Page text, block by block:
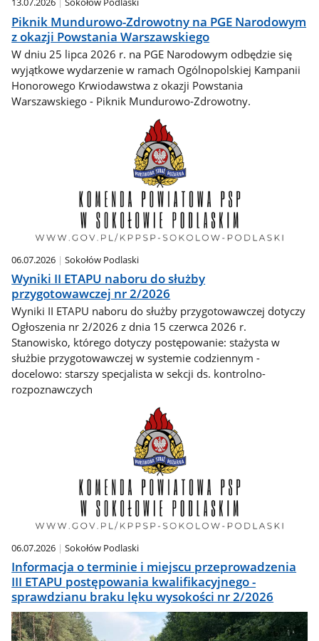
Piknik Mundurowo-Zdrowotny na PGE Narodowym
z okazji Powstania Warszawskiego
W dniu 25 lipca 2026 r. na PGE Narodowym odbędzie się
wyjątkowe wydarzenie w ramach Ogólnopolskiej Kampanii
Honorowego Krwiodawstwa z okazji Powstania
Warszawskiego - Piknik Mundurowo-Zdrowotny.
06.07.2026 Sokołów Podlaski
Wyniki II ETAPU naboru do służby
przygotowawczej nr 2/2026
Wyniki II ETAPU naboru do służby przygotowawczej dotyczy
Ogłoszenia nr 2/2026 z dnia 15 czerwca 2026 r.
Stanowisko, którego dotyczy postępowanie: stażysta w
służbie przygotowawczej w systemie codziennym -
docelowo: starszy specjalista w sekcji ds. kontrolno-
rozpoznawczych
06.07.2026 Sokołów Podlaski
Informacja o terminie i miejscu przeprowadzenia
III ETAPU postępowania kwalifikacyjnego -
sprawdzianu braku lęku wysokości nr 2/2026